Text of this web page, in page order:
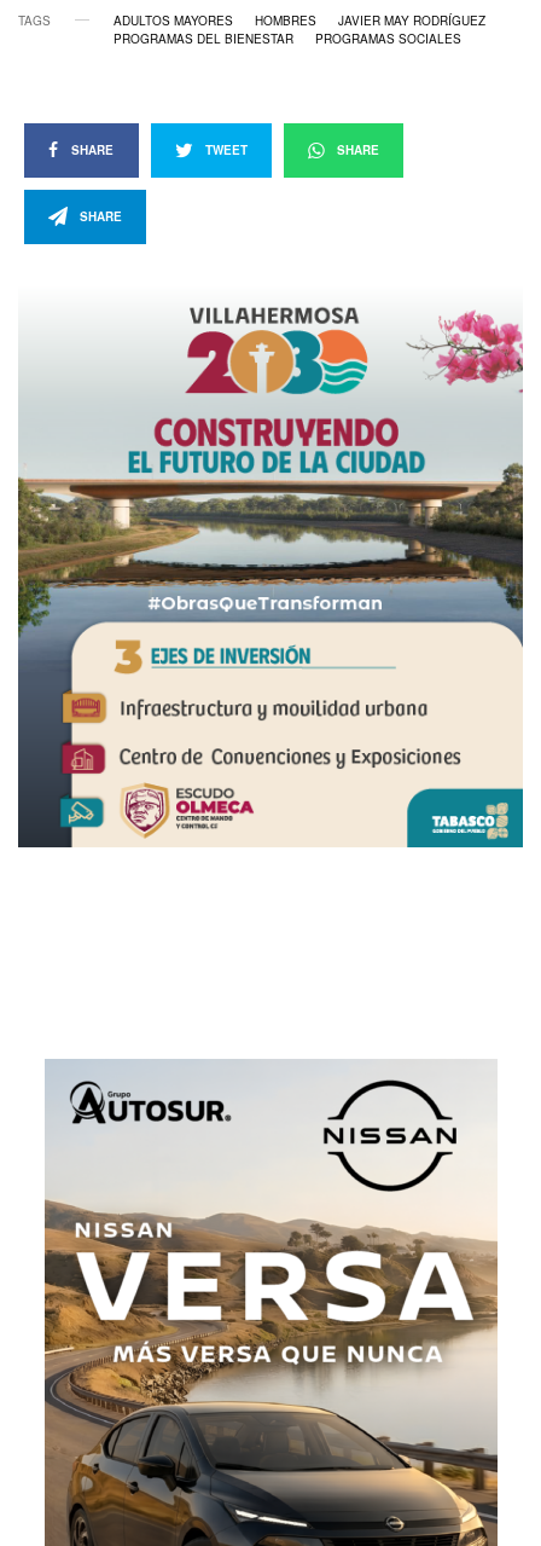
TAGS ADULTOS MAYORES HOMBRES
JAVIER MAY RODRÍGUEZ
PROGRAMAS DEL BIENESTAR
PROGRAMAS SOCIALES
SHARE TWEET SHARE
SHARE